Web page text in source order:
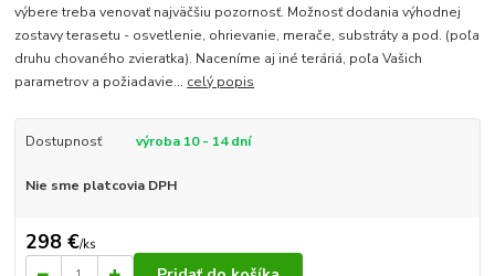
výbere treba venovať najväčšiu pozornosť. Možnosť dodania výhodnej
zostavy terasetu - osvetlenie, ohrievanie, merače, substráty a pod. (poľa
druhu chovaného zvieratka). Naceníme aj iné teráriá, poľa Vašich
parametrov a požiadavie... celý popis
Dostupnosť výroba 10 - 14 dní
Nie sme platcovia DPH
298 €/ks